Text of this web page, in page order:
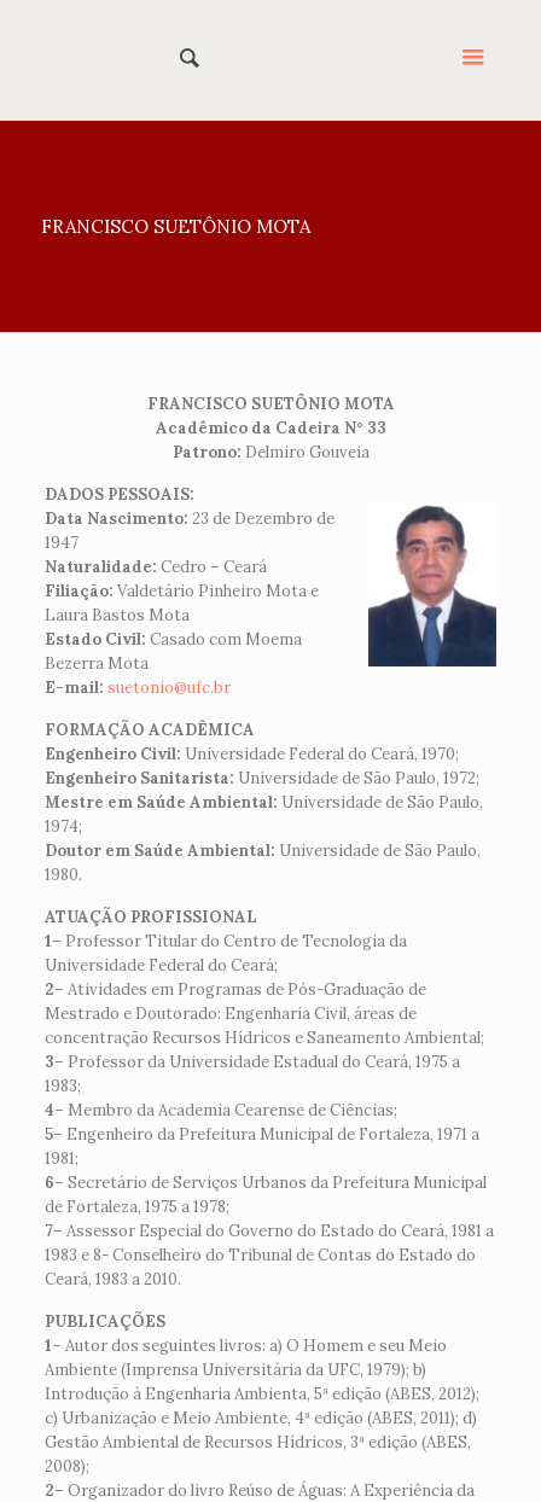
FRANCISCO SUETÔNIO MOTA
FRANCISCO SUETÔNIO MOTA
Acadêmico da Cadeira N° 33
Patrono: Delmiro Gouveia
DADOS PESSOAIS:
Data Nascimento: 23 de Dezembro de
1947
Naturalidade: Cedro – Ceará
Filiação: Valdetário Pinheiro Mota e
Laura Bastos Mota
Estado Civil: Casado com Moema
Bezerra Mota
E-mail: suetonio@ufc.br
FORMAÇÃO ACADÊMICA
Engenheiro Civil: Universidade Federal do Ceará, 1970;
Engenheiro Sanitarista: Universidade de São Paulo, 1972;
Mestre em Saúde Ambiental: Universidade de São Paulo,
1974;
Doutor em Saúde Ambiental: Universidade de São Paulo,
1980.
ATUAÇÃO PROFISSIONAL
1– Professor Titular do Centro de Tecnologia da
Universidade Federal do Ceará;
2– Atividades em Programas de Pós-Graduação de
Mestrado e Doutorado: Engenharia Civil, áreas de
concentração Recursos Hídricos e Saneamento Ambiental;
3– Professor da Universidade Estadual do Ceará, 1975 a
1983;
4– Membro da Academia Cearense de Ciências;
5– Engenheiro da Prefeitura Municipal de Fortaleza, 1971 a
1981;
6– Secretário de Serviços Urbanos da Prefeitura Municipal
de Fortaleza, 1975 a 1978;
7– Assessor Especial do Governo do Estado do Ceará, 1981 a
1983 e 8- Conselheiro do Tribunal de Contas do Estado do
Ceará, 1983 a 2010.
PUBLICAÇÕES
1– Autor dos seguintes livros: a) O Homem e seu Meio
Ambiente (Imprensa Universitária da UFC, 1979); b)
Introdução à Engenharia Ambienta, 5ª edição (ABES, 2012);
c) Urbanização e Meio Ambiente, 4ª edição (ABES, 2011); d)
Gestão Ambiental de Recursos Hídricos, 3ª edição (ABES,
2008);
2– Organizador do livro Reúso de Águas: A Experiência da